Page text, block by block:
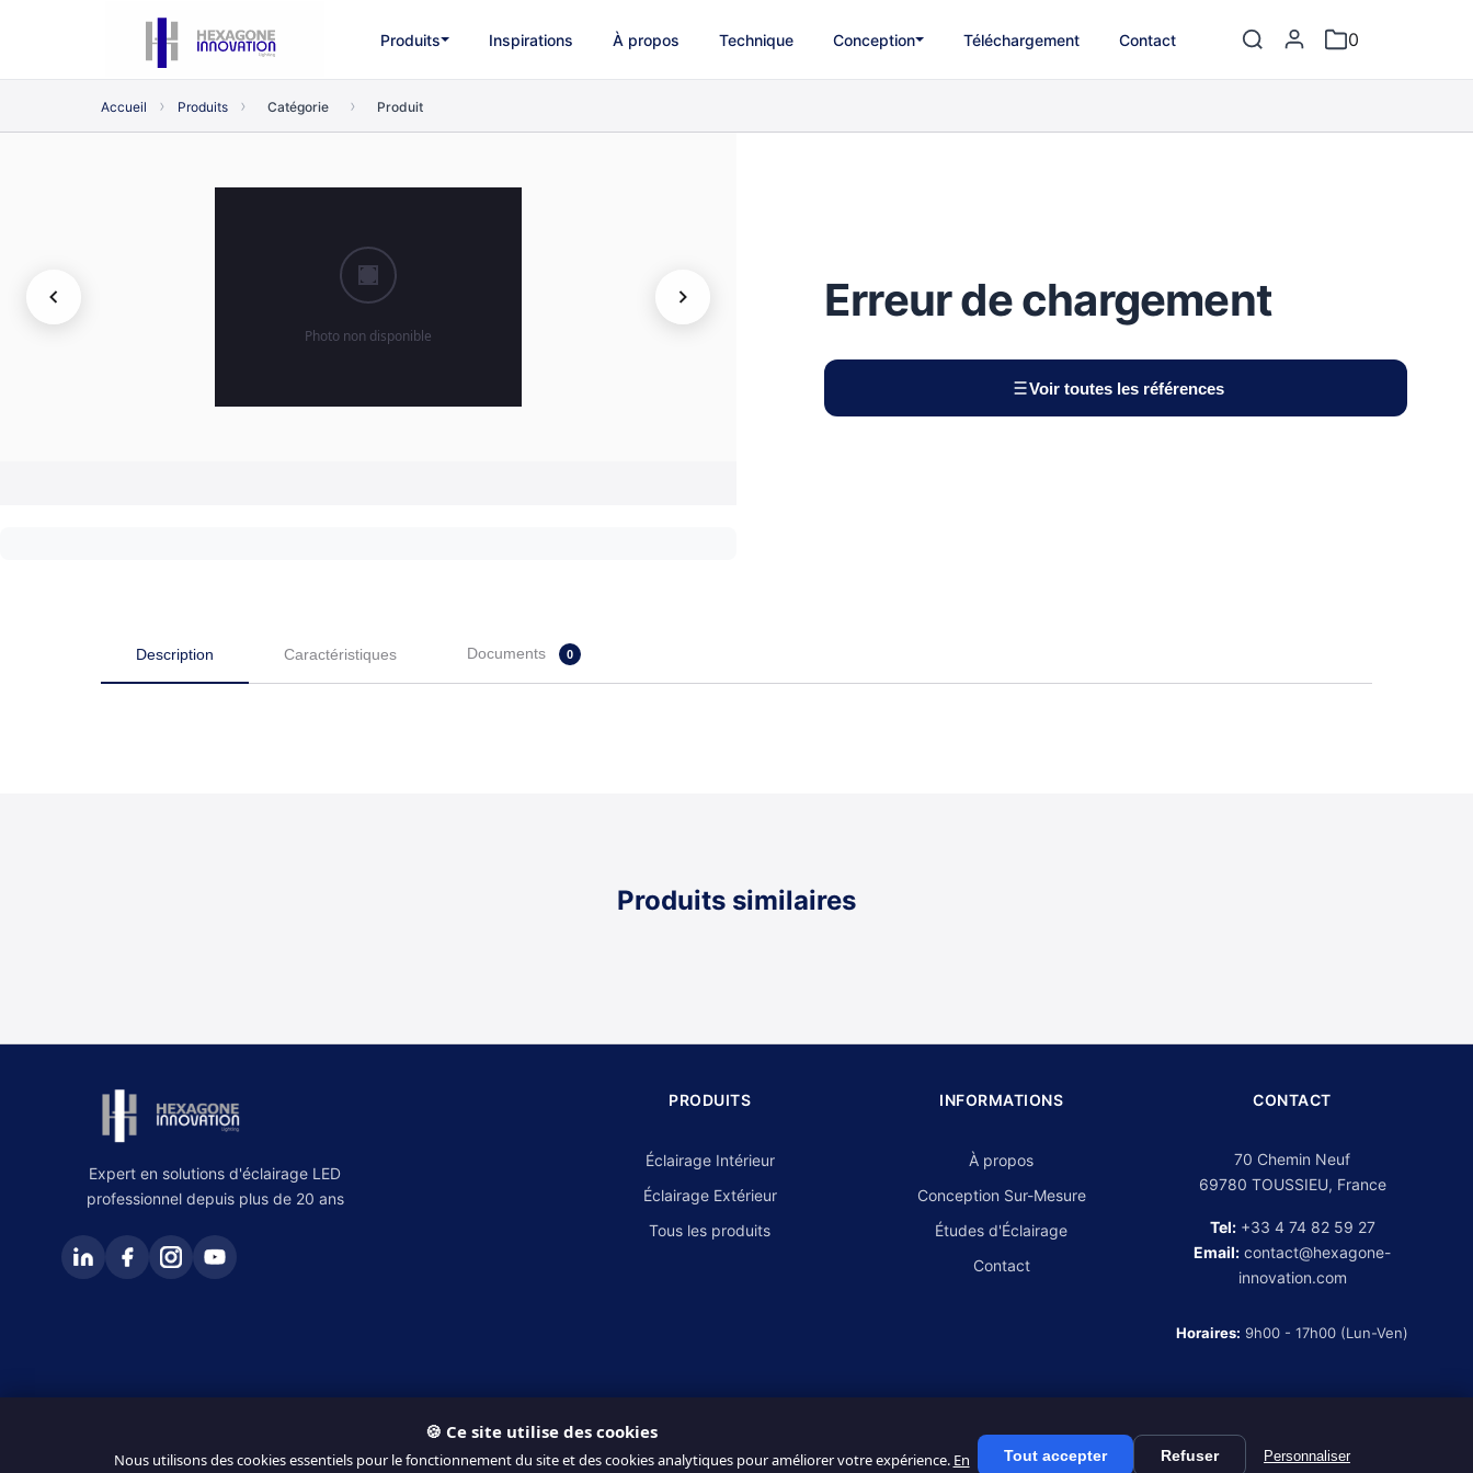
Produits Inspirations À propos Technique Conception Téléchargement Contact 0
Accueil › Produits › Catégorie › Produit
Erreur de chargement
Voir toutes les références
Description Caractéristiques Documents 0
Produits similaires
Expert en solutions d'éclairage LED
professionnel depuis plus de 20 ans
PRODUITS
Éclairage Intérieur
Éclairage Extérieur
Tous les produits
INFORMATIONS
À propos
Conception Sur-Mesure
Études d'Éclairage
Contact
CONTACT
70 Chemin Neuf
69780 TOUSSIEU, France
Tel: +33 4 74 82 59 27
Email: contact@hexagone-
innovation.com
Horaires: 9h00 - 17h00 (Lun-Ven)
© 2026 Hexagone Innovation. Tous droits réservés. Mentions légalesCGV Politique de confidentialité
🍪 Ce site utilise des cookies
Nous utilisons des cookies essentiels pour le fonctionnement du site et des cookies analytiques pour améliorer votre expérience. En
Tout accepter Refuser Personnaliser